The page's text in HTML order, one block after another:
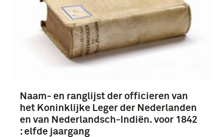
Naam- en ranglijst der officieren van
het Koninklijke Leger der Nederlanden
en van Nederlandsch-Indiën. voor 1842
: elfde jaargang